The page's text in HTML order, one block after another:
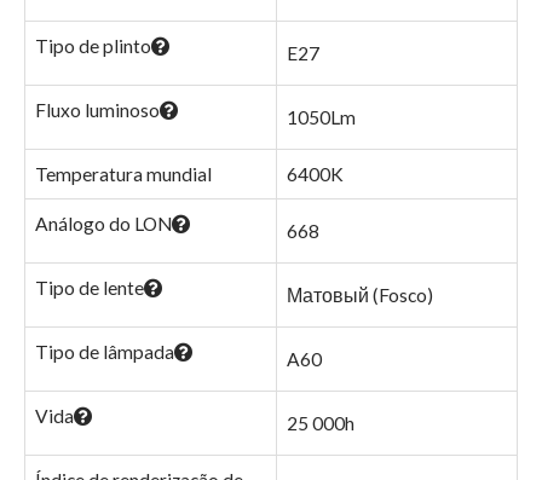
Tipo de plinto E27
Fluxo luminoso 1050Lm
Temperatura mundial 6400K
Análogo do LON 668
Tipo de lente Матовый (Fosco)
Tipo de lâmpada A60
Vida 25 000h